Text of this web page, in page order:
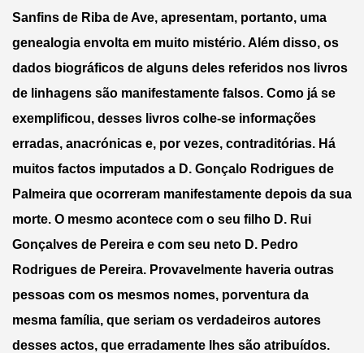
Sanfins de Riba de Ave, apresentam, portanto, uma
genealogia envolta em muito mistério. Além disso, os
dados biográficos de alguns deles referidos nos livros
de linhagens são manifestamente falsos. Como já se
exemplificou, desses livros colhe-se informações
erradas, anacrónicas e, por vezes, contraditórias. Há
muitos factos imputados a D. Gonçalo Rodrigues de
Palmeira que ocorreram manifestamente depois da sua
morte. O mesmo acontece com o seu filho D. Rui
Gonçalves de Pereira e com seu neto D. Pedro
Rodrigues de Pereira. Provavelmente haveria outras
pessoas com os mesmos nomes, porventura da
mesma família, que seriam os verdadeiros autores
desses actos, que erradamente lhes são atribuídos.